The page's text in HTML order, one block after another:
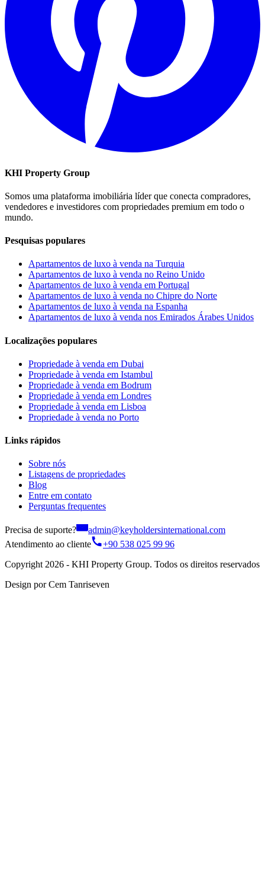
KHI Property Group
Somos uma plataforma imobiliária líder que conecta compradores,
vendedores e investidores com propriedades premium em todo o
mundo.
Pesquisas populares
Apartamentos de luxo à venda na Turquia
Apartamentos de luxo à venda no Reino Unido
Apartamentos de luxo à venda em Portugal
Apartamentos de luxo à venda no Chipre do Norte
Apartamentos de luxo à venda na Espanha
Apartamentos de luxo à venda nos Emirados Árabes Unidos
Localizações populares
Propriedade à venda em Dubai
Propriedade à venda em Istambul
Propriedade à venda em Bodrum
Propriedade à venda em Londres
Propriedade à venda em Lisboa
Propriedade à venda no Porto
Links rápidos
Sobre nós
Listagens de propriedades
Blog
Entre em contato
Perguntas frequentes
Precisa de suporte?
admin@keyholdersinternational.com
Atendimento ao cliente
+90 538 025 99 96
Copyright 2026 - KHI Property Group. Todos os direitos reservados
Design por Cem Tanriseven